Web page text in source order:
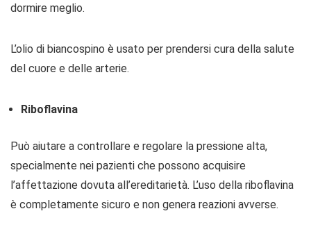
dormire meglio.
L’olio di biancospino è usato per prendersi cura della salute
del cuore e delle arterie.
Riboflavina
Può aiutare a controllare e regolare la pressione alta,
specialmente nei pazienti che possono acquisire
l’affettazione dovuta all’ereditarietà. L’uso della riboflavina
è completamente sicuro e non genera reazioni avverse.